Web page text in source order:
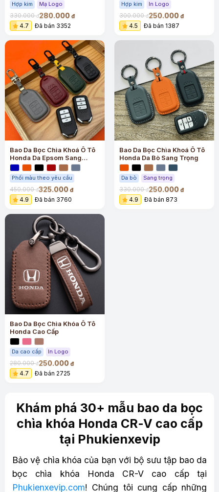
Hợp kim Mạ Logo
330.000đ280.000 đ
4.7 Đã bán 3352
Hợp kim In Logo
300.000đ250.000 đ
4.5 Đã bán 1387
Bao Da Bọc Chìa Khoá Ô Tô
Honda Da Epsom Sang
Trọng
Phối màu theo yêu cầu
450.000đ325.000 đ
4.9 Đã bán 3760
Bao Da Bọc Chìa Khoá Ô Tô
Honda Da Bò Sang Trọng
Da bò Sang trọng
330.000đ250.000 đ
4.9 Đã bán 873
Bao Da Bọc Chìa Khóa Ô Tô
Honda Cao Cấp
Da cao cấp In Logo
280.000đ250.000 đ
4.7 Đã bán 2725
Khám phá 30+ mẫu bao da bọc
chìa khóa Honda CR-V cao cấp
tại Phukienxevip
Bảo vệ chìa khóa của bạn với bộ sưu tập bao da
bọc chìa khóa Honda CR-V cao cấp tại
Phukienxevip.com! Chúng tôi cung cấp những